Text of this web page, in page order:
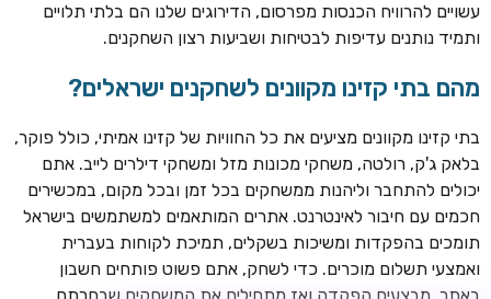
חבילת קבלת פנים: בונוס 100% עד 300€ + 100 ספיני בונוס על
ההפקדה הראשונה
CASOO
בונוס מתגלגל עד 2,000 ₪ + 200 ספינים חינם לשחקנים
חדשים
ROYSPINS
חינם על ההפקדות הראשונות
עשויים להרוויח הכנסות מפרסום, הדירוגים שלנו הם בלתי תלויים
ותמיד נותנים עדיפות לבטיחות ושביעות רצון השחקנים.
מהם בתי קזינו מקוונים לשחקנים ישראלים?
בתי קזינו מקוונים מציעים את כל החוויות של קזינו אמיתי, כולל פוקר,
בלאק ג'ק, רולטה, משחקי מכונות מזל ומשחקי דילרים לייב. אתם
יכולים להתחבר וליהנות ממשחקים בכל זמן ובכל מקום, במכשירים
חכמים עם חיבור לאינטרנט. אתרים המותאמים למשתמשים בישראל
תומכים בהפקדות ומשיכות בשקלים, תמיכת לקוחות בעברית
ואמצעי תשלום מוכרים. כדי לשחק, אתם פשוט פותחים חשבון